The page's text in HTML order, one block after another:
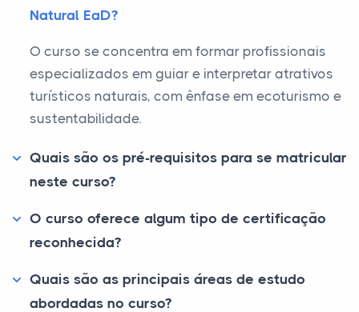
Natural EaD?
O curso se concentra em formar profissionais
especializados em guiar e interpretar atrativos
turísticos naturais, com ênfase em ecoturismo e
sustentabilidade.
Quais são os pré-requisitos para se matricular
neste curso?
O curso oferece algum tipo de certificação
reconhecida?
Quais são as principais áreas de estudo
abordadas no curso?